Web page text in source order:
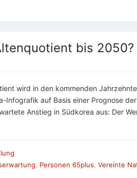
bis 2050?
wird in den kommenden
auf Basis einer Prognose der
Anstieg in Südkorea aus: Der
, Personen 65plus, Vereinte